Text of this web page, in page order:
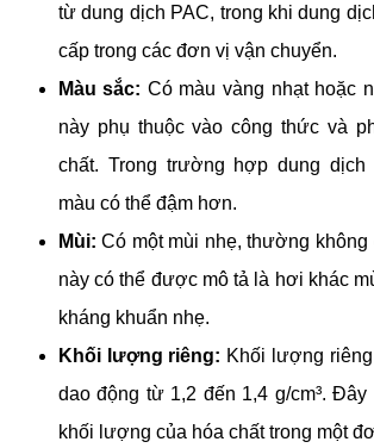
từ dung dịch PAC, trong khi dung
cấp trong các đơn vị vận chuyển.
Màu sắc: Có màu vàng nhạt hoặc
này phụ thuộc vào công thức và
chất. Trong trường hợp dung dịch
màu có thể đậm hơn.
Mùi: Có một mùi nhẹ, thường không
này có thể được mô tả là hơi khác
kháng khuẩn nhẹ.
Khối lượng riêng: Khối lượng
dao động từ 1,2 đến 1,4 g/cm³.
khối lượng của hóa chất trong một